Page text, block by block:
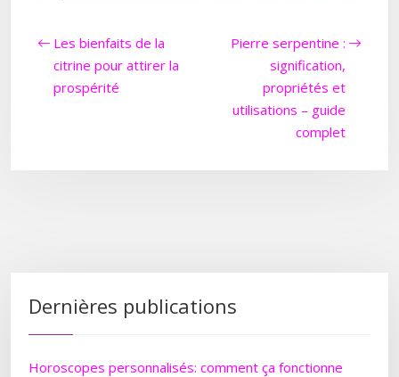
Les bienfaits de la
citrine pour attirer la
prospérité
Pierre serpentine :
signification,
propriétés et
utilisations – guide
complet
Dernières publications
Horoscopes personnalisés: comment ça fonctionne